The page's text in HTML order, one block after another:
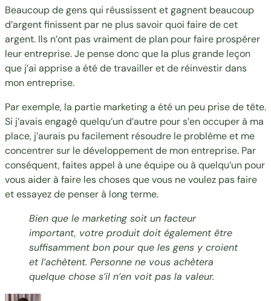
Beaucoup de gens qui réussissent et gagnent beaucoup
d’argent finissent par ne plus savoir quoi faire de cet
argent. Ils n’ont pas vraiment de plan pour faire prospérer
leur entreprise. Je pense donc que la plus grande leçon
que j’ai apprise a été de travailler et de réinvestir dans
mon entreprise.
Par exemple, la partie marketing a été un peu prise de tête.
Si j’avais engagé quelqu’un d’autre pour s’en occuper à ma
place, j’aurais pu facilement résoudre le problème et me
concentrer sur le développement de mon entreprise. Par
conséquent, faites appel à une équipe ou à quelqu’un pour
vous aider à faire les choses que vous ne voulez pas faire
et essayez de penser à long terme.
Bien que le marketing soit un facteur
important, votre produit doit également être
suffisamment bon pour que les gens y croient
et l’achètent. Personne ne vous achètera
quelque chose s’il n’en voit pas la valeur.